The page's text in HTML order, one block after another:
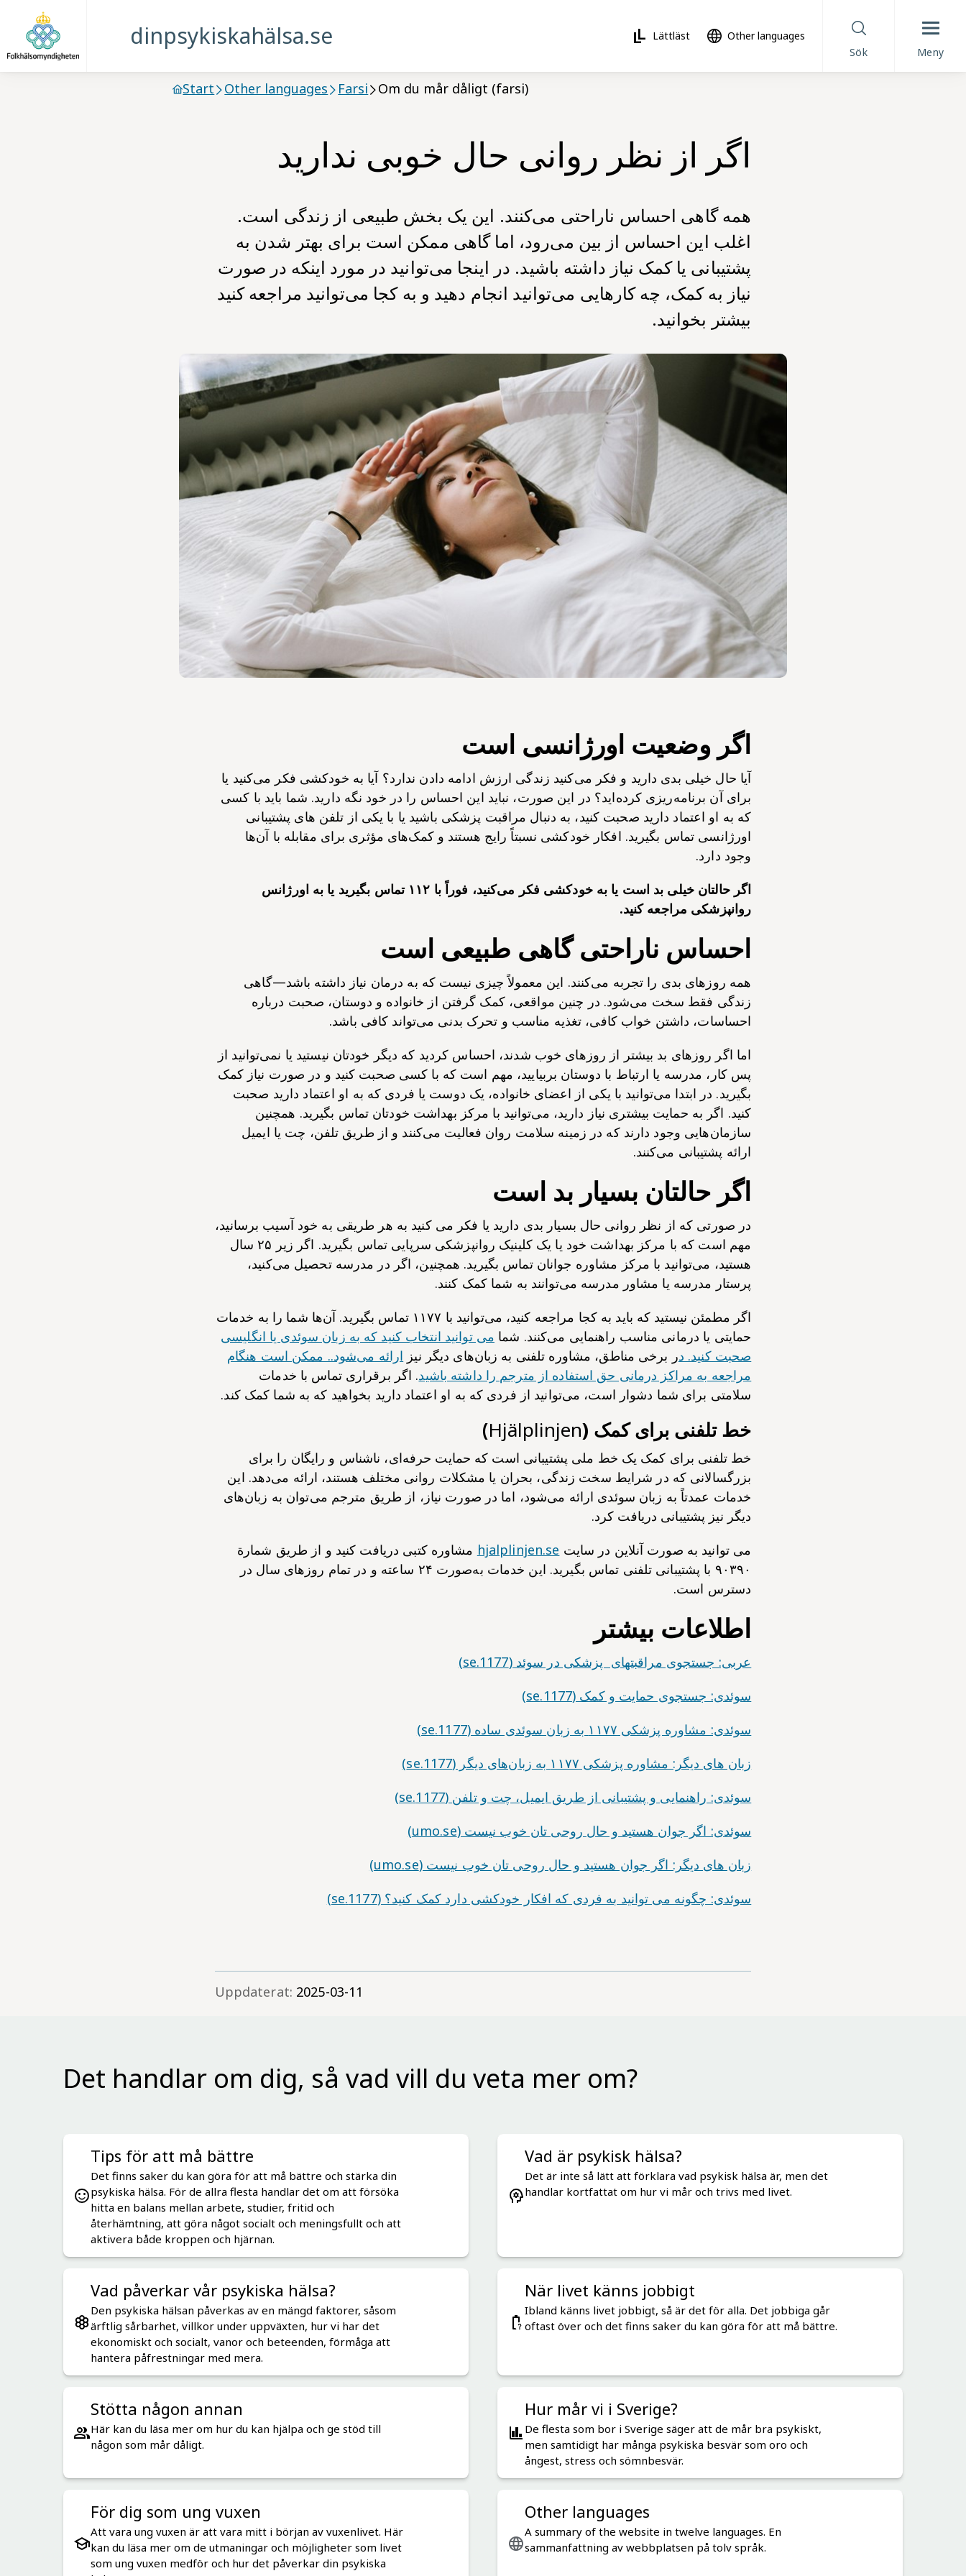
dinpsykiskahälsa.se Lättläst
Other languages
Sök
Meny
Start Other languages Farsi Om du mår dåligt (farsi)
اگر از نظر روانی حال خوبی ندارید
همه گاهی احساس ناراحتی می‌کنند. این یک بخش طبیعی از زندگی است.
اغلب این احساس از بین می‌رود، اما گاهی ممکن است برای بهتر شدن به
پشتیبانی یا کمک نیاز داشته باشید. در اینجا می‌توانید در مورد اینکه در صورت
نیاز به کمک، چه کارهایی می‌توانید انجام دهید و به کجا می‌توانید مراجعه کنید
بیشتر بخوانید.
اگر وضعیت اورژانسی است
آیا حال خیلی بدی دارید و فکر می‌کنید زندگی ارزش ادامه دادن ندارد؟ آیا به خودکشی فکر می‌کنید یا
برای آن برنامه‌ریزی کرده‌اید؟ در این صورت، نباید این احساس را در خود نگه دارید. شما باید با کسی
که به او اعتماد دارید صحبت کنید، به دنبال مراقبت پزشکی باشید یا با یکی از تلفن های پشتیبانی
اورژانسی تماس بگیرید. افکار خودکشی نسبتاً رایج هستند و کمک‌های مؤثری برای مقابله با آن‌ها
وجود دارد.
اگر حالتان خیلی بد است یا به خودکشی فکر می‌کنید، فوراً با ۱۱۲ تماس بگیرید یا به اورژانس
روانپزشکی مراجعه کنید.
احساس ناراحتی گاهی طبیعی است
همه روزهای بدی را تجربه می‌کنند. این معمولاً چیزی نیست که به درمان نیاز داشته باشد—گاهی
زندگی فقط سخت می‌شود. در چنین مواقعی، کمک گرفتن از خانواده و دوستان، صحبت درباره
احساسات، داشتن خواب کافی، تغذیه مناسب و تحرک بدنی می‌تواند کافی باشد.
اما اگر روزهای بد بیشتر از روزهای خوب شدند، احساس کردید که دیگر خودتان نیستید یا نمی‌توانید از
پس کار، مدرسه یا ارتباط با دوستان بربیایید، مهم است که با کسی صحبت کنید و در صورت نیاز کمک
بگیرید. در ابتدا می‌توانید با یکی از اعضای خانواده، یک دوست یا فردی که به او اعتماد دارید صحبت
کنید. اگر به حمایت بیشتری نیاز دارید، می‌توانید با مرکز بهداشت خودتان تماس بگیرید. همچنین
سازمان‌هایی وجود دارند که در زمینه سلامت روان فعالیت می‌کنند و از طریق تلفن، چت یا ایمیل
ارائه پشتیبانی می‌کنند.
اگر حالتان بسیار بد است
در صورتی که از نظر روانی حال بسیار بدی دارید یا فکر می کنید به هر طریقی به خود آسیب برسانید،
مهم است که با مرکز بهداشت خود یا یک کلینیک روانپزشکی سرپایی تماس بگیرید. اگر زیر ۲۵ سال
هستید، می‌توانید با مرکز مشاوره جوانان تماس بگیرید. همچنین، اگر در مدرسه تحصیل می‌کنید،
پرستار مدرسه یا مشاور مدرسه می‌توانند به شما کمک کنند.
اگر مطمئن نیستید که باید به کجا مراجعه کنید، می‌توانید با ۱۱۷۷ تماس بگیرید. آن‌ها شما را به خدمات
حمایتی یا درمانی مناسب راهنمایی می‌کنند. شما می توانید انتخاب کنید که به زبان سوئدی یا انگلیسی
صحبت کنید. در برخی مناطق، مشاوره تلفنی به زبان‌های دیگر نیز ارائه می‌شود.. ممکن است هنگام
مراجعه به مراکز درمانی حق استفاده از مترجم را داشته باشید. اگر برقراری تماس با خدمات
سلامتی برای شما دشوار است، می‌توانید از فردی که به او اعتماد دارید بخواهید که به شما کمک کند.
خط تلفنی برای کمک (Hjälplinjen
)
خط تلفنی برای کمک یک خط ملی پشتیبانی است که حمایت حرفه‌ای، ناشناس و رایگان را برای
بزرگسالانی که در شرایط سخت زندگی، بحران یا مشکلات روانی مختلف هستند، ارائه می‌دهد. این
خدمات عمدتاً به زبان سوئدی ارائه می‌شود، اما در صورت نیاز، از طریق مترجم می‌توان به زبان‌های
دیگر نیز پشتیبانی دریافت کرد.
می توانید به صورت آنلاین در سایت hjalplinjen.se مشاوره کتبی دریافت کنید و از طریق شمارة
۹۰۳۹۰ با پشتیبانی تلفنی تماس بگیرید. این خدمات به‌صورت ۲۴ ساعته و در تمام روزهای سال در
دسترس است.
اطلاعات بیشتر
عربی: جستجوی مراقبتهای پزشکی در سوئد (1177.se)
سوئدی: جستجوی حمایت و کمک (1177.se)
سوئدی: مشاوره پزشکی ۱۱۷۷ به زبان سوئدی ساده (1177.se)
زبان های دیگر: مشاوره پزشکی ۱۱۷۷ به زبان‌های دیگر (1177.se)
سوئدی: راهنمایی و پشتیبانی از طریق ایمیل، چت و تلفن (1177.se)
سوئدی: اگر جوان هستید و حال روحی تان خوب نیست (umo.se)
زبان های دیگر: اگر جوان هستید و حال روحی تان خوب نیست (umo.se)
سوئدی: چگونه می توانید به فردی که افکار خودکشی دارد کمک کنید؟ (1177.se)
Uppdaterat: 2025-03-11
Det handlar om dig, så vad vill du veta mer om?
Tips för att må bättre
Det finns saker du kan göra för att må bättre och stärka din
psykiska hälsa. För de allra flesta handlar det om att försöka
hitta en balans mellan arbete, studier, fritid och
återhämtning, att göra något socialt och meningsfullt och att
aktivera både kroppen och hjärnan.
Vad är psykisk hälsa?
Det är inte så lätt att förklara vad psykisk hälsa är, men det
handlar kortfattat om hur vi mår och trivs med livet.
Vad påverkar vår psykiska hälsa?
Den psykiska hälsan påverkas av en mängd faktorer, såsom
ärftlig sårbarhet, villkor under uppväxten, hur vi har det
ekonomiskt och socialt, vanor och beteenden, förmåga att
hantera påfrestningar med mera.
När livet känns jobbigt
Ibland känns livet jobbigt, så är det för alla. Det jobbiga går
oftast över och det finns saker du kan göra för att må bättre.
Stötta någon annan
Här kan du läsa mer om hur du kan hjälpa och ge stöd till
någon som mår dåligt.
Hur mår vi i Sverige?
De flesta som bor i Sverige säger att de mår bra psykiskt,
men samtidigt har många psykiska besvär som oro och
ångest, stress och sömnbesvär.
För dig som ung vuxen
Att vara ung vuxen är att vara mitt i början av vuxenlivet. Här
kan du läsa mer om de utmaningar och möjligheter som livet
som ung vuxen medför och hur det påverkar din psykiska
Other languages
A summary of the website in twelve languages. En
sammanfattning av webbplatsen på tolv språk.